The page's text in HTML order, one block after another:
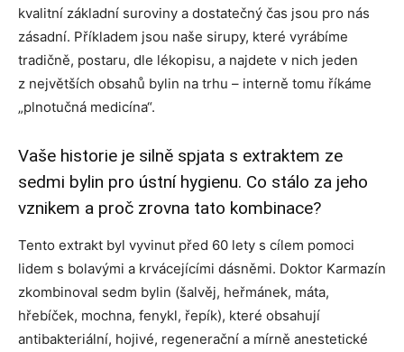
kvalitní základní suroviny a dostatečný čas jsou pro nás
zásadní. Příkladem jsou naše sirupy, které vyrábíme
tradičně, postaru, dle lékopisu, a najdete v nich jeden
z největších obsahů bylin na trhu – interně tomu říkáme
„plnotučná medicína“.
Vaše historie je silně spjata s extraktem ze
sedmi bylin pro ústní hygienu. Co stálo za jeho
vznikem a proč zrovna tato kombinace?
Tento extrakt byl vyvinut před 60 lety s cílem pomoci
lidem s bolavými a krvácejícími dásněmi. Doktor Karmazín
zkombinoval sedm bylin (šalvěj, heřmánek, máta,
hřebíček, mochna, fenykl, řepík), které obsahují
antibakteriální, hojivé, regenerační a mírně anestetické